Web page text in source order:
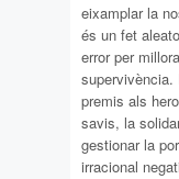
eixamplar la
és un fet
error per
supervivència.
premis als
savis, la
gestionar la
irracional